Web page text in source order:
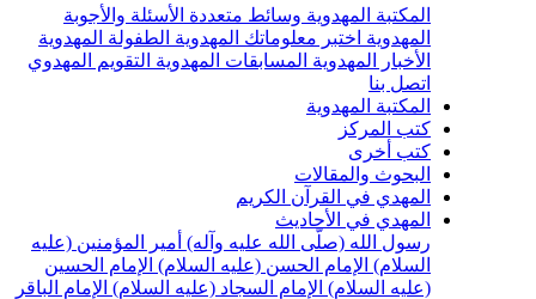
المهدويةوسائط متعددةالأسئلة والأجوبة
اختبر معلوماتك المهدويةالطفولة المهدوية
المهدويةالمسابقات المهدويةالتقويم المهدوي
المهدوية
والمقالات
في القرآن الكريم
في الأحاديث
الله (صلّى الله عليه وآله) أمير المؤمنين (عليه
الإمام الحسن (عليه السلام) الإمام الحسين
الإمام السجاد (عليه السلام) الإمام الباقر